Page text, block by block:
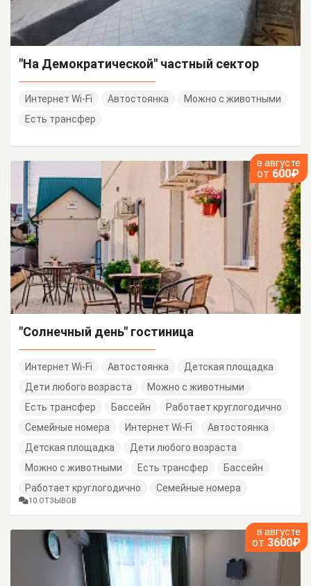
"На Демократической" частный сектор
Интернет Wi-Fi Автостоянка
Можно с животными
Есть трансфер
в августе
от 600₽
"Солнечный день" гостиница
Интернет Wi-Fi Автостоянка
Детская площадка
Дети любого возраста
Можно с животными
Есть трансфер
Бассейн
Работает круглогодично
Семейные номера
Интернет Wi-Fi
Автостоянка
Детская площадка
Дети любого возраста
Можно с животными
Есть трансфер
Бассейн
Работает круглогодично
Семейные номера
10 ОТЗЫВОВ
в августе
от 3600₽